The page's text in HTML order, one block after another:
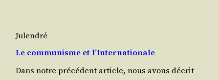
Julendré
Le communisme et l’Internationale
Dans notre pré­cé­dent article, nous avons décrit